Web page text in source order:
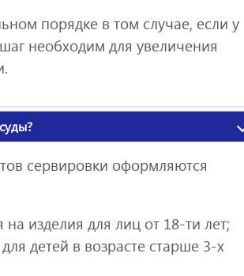
порядке в том случае, если у
необходим для увеличения
сервировки оформляются
изделия для лиц от 18-ти лет;
детей в возрасте старше 3-х